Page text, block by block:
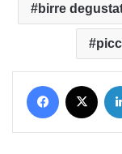
birre
Facebook